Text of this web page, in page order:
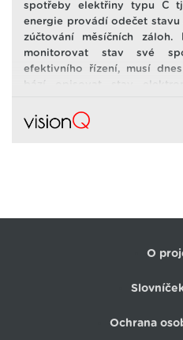
spotřeby elektřiny typu C
energie provádí odečet
zúčtování měsíčních
monitorovat stav své
efektivního řízení, musí
bází opisovat stav
Rozložení spotřeby během
sledovat nelze vůbec.
O
Ochrana